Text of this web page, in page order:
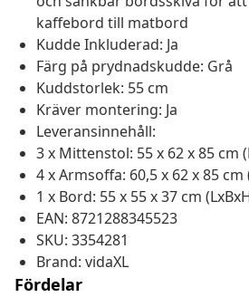
kaffebord till matbord
Kudde Inkluderad: Ja
Färg på prydnadskudde: Grå
Kuddstorlek: 55 cm
Kräver montering: Ja
Leveransinnehåll:
3 x Mittenstol: 55 x 62 x 85 cm
4 x Armsoffa: 60,5 x 62 x 85 cm
1 x Bord: 55 x 55 x 37 cm
EAN: 8721288345523
SKU: 3354281
Brand: vidaXL
Fördelar